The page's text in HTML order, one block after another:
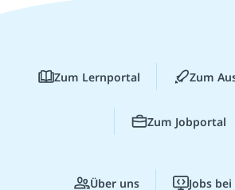
Zum Lernportal Zum
Zum Jobportal
Über uns Jobs